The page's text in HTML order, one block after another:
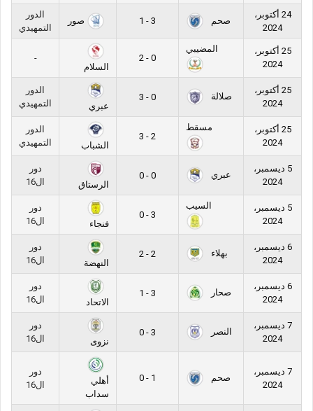
24 أكتوبر،
2024
صحم 3 - 1 صور
الدور
التمهيدي
25 أكتوبر،
2024
المضيبي
0 - 2
السلام
-
25 أكتوبر،
2024
صلالة
0 - 3
عبري
الدور
التمهيدي
25 أكتوبر،
2024
مسقط
2 - 3
الشباب
الدور
التمهيدي
5 ديسمبر،
2024
عبري
0 - 0
الرستاق
دور
ال16
5 ديسمبر،
2024
السيب
3 - 0
فنجاء
دور
ال16
6 ديسمبر،
2024
بهلاء
2 - 2
النهضة
دور
ال16
6 ديسمبر،
2024
صحار
3 - 1
الاتحاد
دور
ال16
7 ديسمبر،
2024
النصر
3 - 0
نزوى
دور
ال16
7 ديسمبر،
2024
صحم 1 - 0
أهلي
سداب
دور
ال16